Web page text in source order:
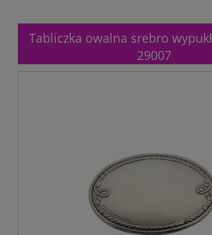
Tabliczka owalna srebro
29007